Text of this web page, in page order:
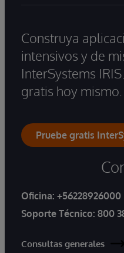
Construya
intensivos y de
InterSystems
gratis hoy mismo.
Pruebe gratis
Oficina: +56228926000
Soporte Técnico: 800
Consultas generales